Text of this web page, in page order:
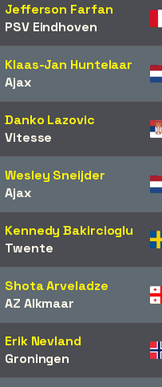
Jefferson Farfan
PSV Eindhoven
Klaas-Jan Huntelaar
Ajax
Danko Lazovic
Vitesse
Wesley Sneijder
Ajax
Kennedy Bakircioglu
Twente
Shota Arveladze
AZ Alkmaar
Erik Nevland
Groningen